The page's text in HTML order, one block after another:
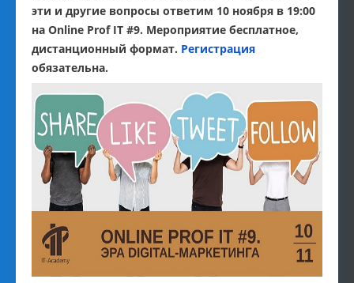
эти и другие вопросы ответим 10 ноября в 19:00
на Online Prof IT #9. Мероприятие бесплатное,
дистанционный формат. Регистрация
обязательна.